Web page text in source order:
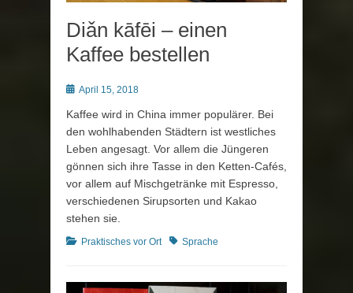
Diǎn kāfēi – einen
Kaffee bestellen
Posted
April 15, 2018
Kaffee wird in China immer populärer. Bei
den wohlhabenden Städtern ist westliches
Leben angesagt. Vor allem die Jüngeren
gönnen sich ihre Tasse in den Ketten-Cafés,
vor allem auf Mischgetränke mit Espresso,
verschiedenen Sirupsorten und Kakao
stehen sie.
Kategorien
Praktisches vor Ort Schlagworte
Sprache